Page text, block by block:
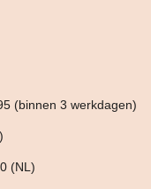
(binnen 3 werkdagen)
(NL)